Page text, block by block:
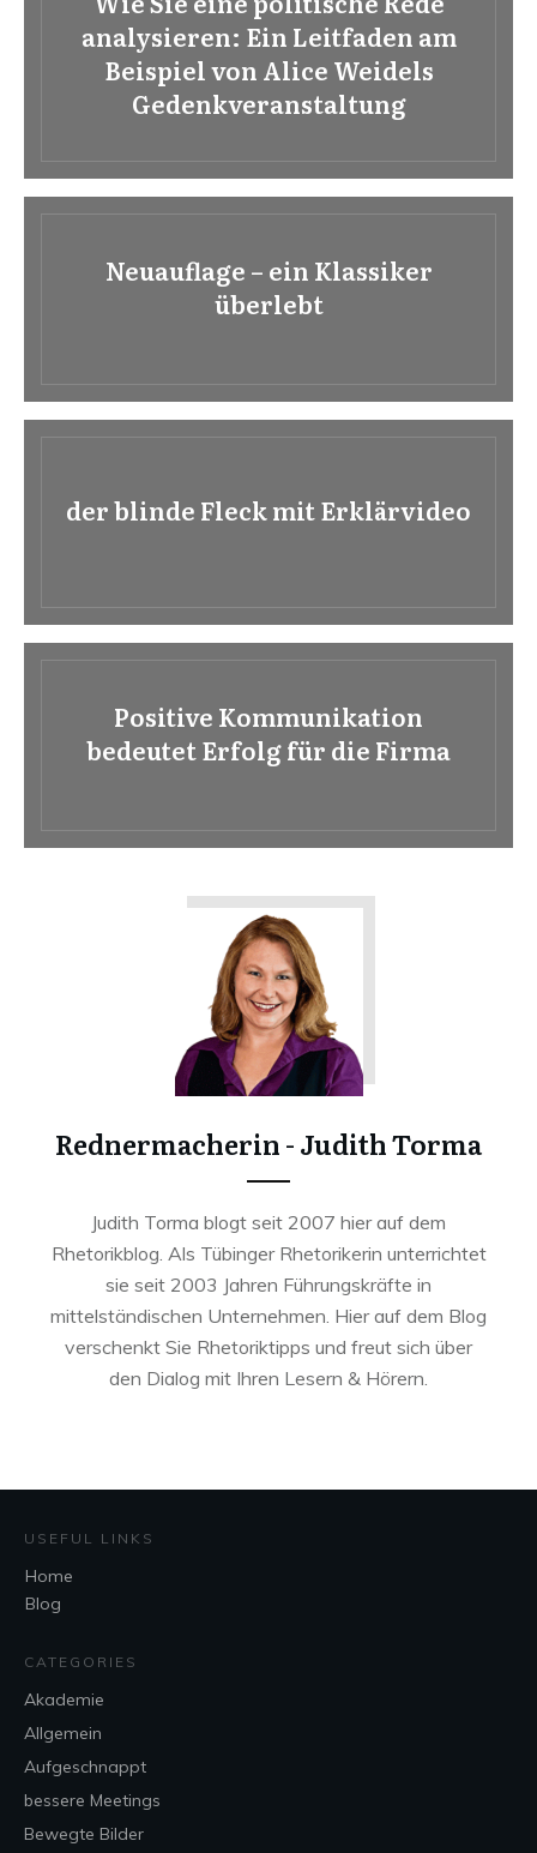
analysieren: Ein Leitfaden am
Beispiel von Alice Weidels
Gedenkveranstaltung
Neuauflage – ein Klassiker
überlebt
der blinde Fleck mit Erklärvideo
Positive Kommunikation
bedeutet Erfolg für die Firma
Rednermacherin - Judith Torma
Judith Torma blogt seit 2007 hier auf dem
Rhetorikblog. Als Tübinger Rhetorikerin unterrichtet
sie seit 2003 Jahren Führungskräfte in
mittelständischen Unternehmen. Hier auf dem Blog
verschenkt Sie Rhetoriktipps und freut sich über
den Dialog mit Ihren Lesern & Hörern.
USEFUL LINKS
Home
Blog
CATEGORIES
Akademie
Allgemein
Aufgeschnappt
bessere Meetings
Bewegte Bilder